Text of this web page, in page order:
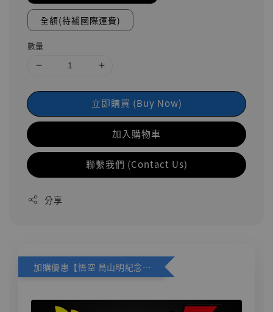
全額(待補國際運費)
數量
立即購買 (Buy Now)
加入購物車
聯繫我們 (Contact Us)
分享
加購優惠【悟空 鳥山明紀念款 [奇蹟工作室]】